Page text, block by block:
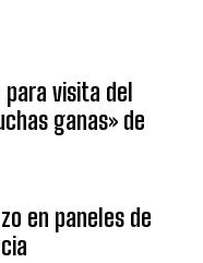
visita del
ganas» de
en paneles de